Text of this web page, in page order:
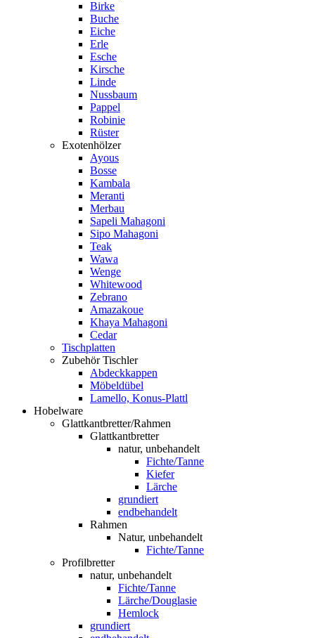
Birke
Buche
Eiche
Erle
Esche
Kirsche
Linde
Nussbaum
Pappel
Robinie
Rüster
Exotenhölzer
Ayous
Bosse
Kambala
Meranti
Merbau
Sapeli Mahagoni
Sipo Mahagoni
Teak
Wawa
Wenge
Whitewood
Zebrano
Amazakoue
Khaya Mahagoni
Cedar
Tischplatten
Zubehör Tischler
Abdeckkappen
Möbeldübel
Lamello, Konus-Plattl
Hobelware
Glattkantbretter/Rahmen
Glattkantbretter
natur, unbehandelt
Fichte/Tanne
Kiefer
Lärche
grundiert
endbehandelt
Rahmen
Natur, unbehandelt
Fichte/Tanne
Profilbretter
natur, unbehandelt
Fichte/Tanne
Lärche/Douglasie
Hemlock
grundiert